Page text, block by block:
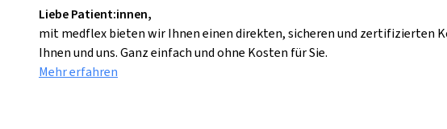
Liebe Patient:innen,
mit medflex bieten wir Ihnen einen direkten, sicheren und zertifizierten
Ihnen und uns. Ganz einfach und ohne Kosten für Sie.
Mehr erfahren